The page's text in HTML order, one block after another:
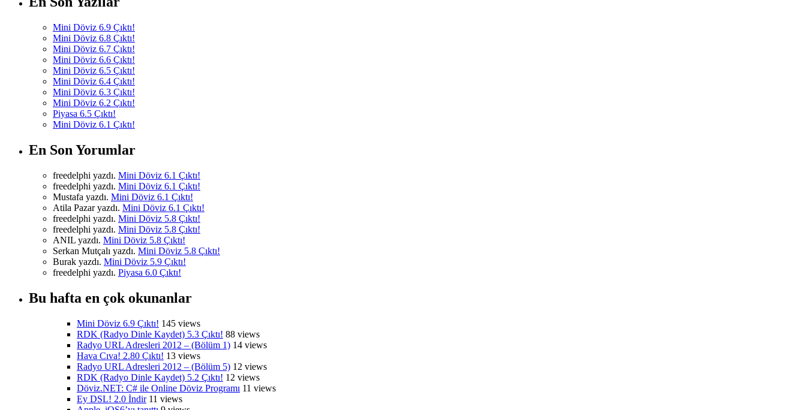
Mini Döviz 6.9 Çıktı!
Mini Döviz 6.8 Çıktı!
Mini Döviz 6.7 Çıktı!
Mini Döviz 6.6 Çıktı!
Mini Döviz 6.5 Çıktı!
Mini Döviz 6.4 Çıktı!
Mini Döviz 6.3 Çıktı!
Mini Döviz 6.2 Çıktı!
Piyasa 6.5 Çıktı!
Mini Döviz 6.1 Çıktı!
En Son Yorumlar
freedelphi yazdı. Mini Döviz 6.1 Çıktı!
freedelphi yazdı. Mini Döviz 6.1 Çıktı!
Mustafa yazdı. Mini Döviz 6.1 Çıktı!
Atila Pazar yazdı. Mini Döviz 6.1 Çıktı!
freedelphi yazdı. Mini Döviz 5.8 Çıktı!
freedelphi yazdı. Mini Döviz 5.8 Çıktı!
ANIL yazdı. Mini Döviz 5.8 Çıktı!
Serkan Mutçalı yazdı. Mini Döviz 5.8 Çıktı!
Burak yazdı. Mini Döviz 5.9 Çıktı!
freedelphi yazdı. Piyasa 6.0 Çıktı!
Bu hafta en çok okunanlar
Mini Döviz 6.9 Çıktı! 145 views
RDK (Radyo Dinle Kaydet) 5.3 Çıktı! 88 views
Radyo URL Adresleri 2012 – (Bölüm 1) 14 views
Hava Cıva! 2.80 Çıktı! 13 views
Radyo URL Adresleri 2012 – (Bölüm 5) 12 views
RDK (Radyo Dinle Kaydet) 5.2 Çıktı! 12 views
Döviz.NET: C# ile Online Döviz Programı 11 views
Ey DSL! 2.0 İndir 11 views